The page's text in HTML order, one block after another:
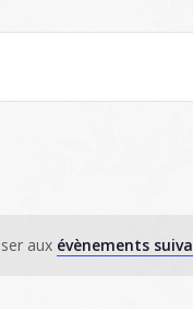
aux évènements